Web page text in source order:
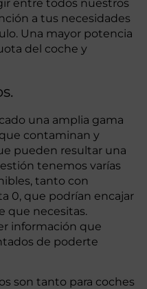
entre todos nuestros
a tus necesidades
Una mayor potencia
del coche y
una amplia gama
contaminan y
pueden resultar una
tenemos varías
tanto con
0, que podrían encajar
que necesitas.
información que
de poderte
son tanto para coches